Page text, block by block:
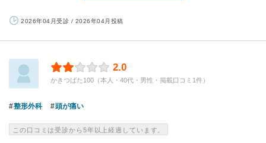
2026年04月受診 / 2026年04月投稿
2.0
かきつばた100（本人・40代・男性・掲載口コミ1件）
整形外科 頭が痛い
この口コミは受診から5年以上経過しています。